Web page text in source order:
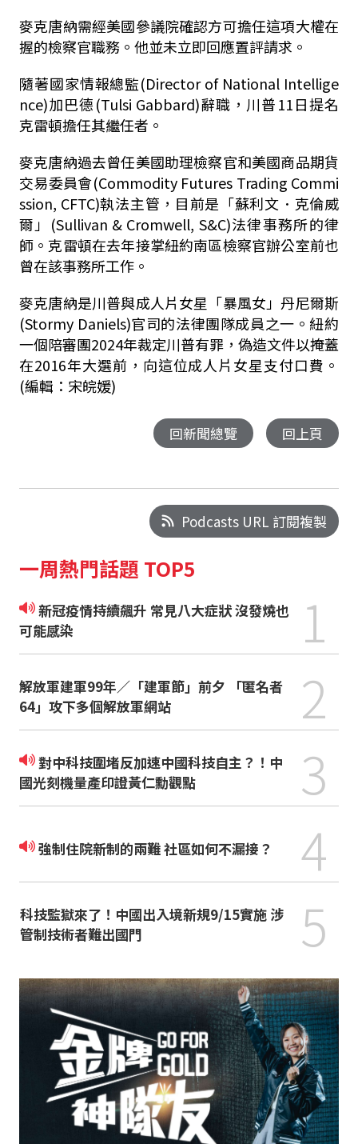
麥克唐納需經美國參議院確認方可擔任這項大權在
握的檢察官職務。他並未立即回應置評請求。
隨著國家情報總監(Director of National Intellige
nce)加巴德(Tulsi Gabbard)辭職，川普11日提名
克雷頓擔任其繼任者。
麥克唐納過去曾任美國助理檢察官和美國商品期貨
交易委員會(Commodity Futures Trading Commi
ssion, CFTC)執法主管，目前是「蘇利文．克倫威
爾」(Sullivan & Cromwell, S&C)法律事務所的律
師。克雷頓在去年接掌紐約南區檢察官辦公室前也
曾在該事務所工作。
麥克唐納是川普與成人片女星「暴風女」丹尼爾斯
(Stormy Daniels)官司的法律團隊成員之一。紐約
一個陪審團2024年裁定川普有罪，偽造文件以掩蓋
在2016年大選前，向這位成人片女星支付口費。
(編輯：宋皖媛)
回新聞總覽 回上頁
Podcasts URL 訂閱複製
一周熱門話題 TOP5
新冠疫情持續飆升 常見八大症狀 沒發燒也
可能感染
1
解放軍建軍99年／「建軍節」前夕 「匿名者
64」攻下多個解放軍網站
2
對中科技圍堵反加速中國科技自主？！中
國光刻機量產印證黃仁勳觀點
3
強制住院新制的兩難 社區如何不漏接？ 4
科技監獄來了！中國出入境新規9/15實施 涉
管制技術者難出國門
5